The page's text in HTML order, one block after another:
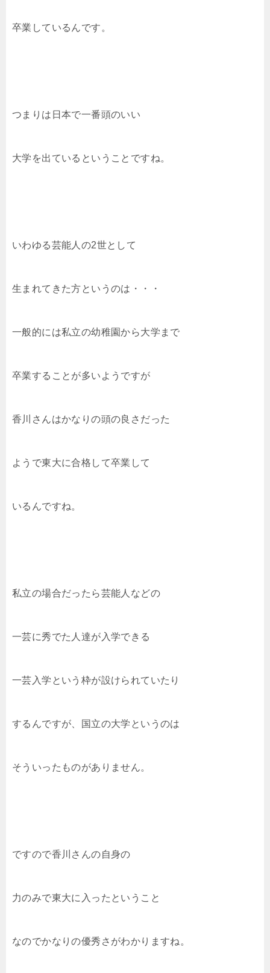
卒業しているんです。
つまりは日本で一番頭のいい
大学を出ているということですね。
いわゆる芸能人の2世として
生まれてきた方というのは・・・
一般的には私立の幼稚園から大学まで
卒業することが多いようですが
香川さんはかなりの頭の良さだった
ようで東大に合格して卒業して
いるんですね。
私立の場合だったら芸能人などの
一芸に秀でた人達が入学できる
一芸入学という枠が設けられていたり
するんですが、国立の大学というのは
そういったものがありません。
ですので香川さんの自身の
力のみで東大に入ったということ
なのでかなりの優秀さがわかりますね。